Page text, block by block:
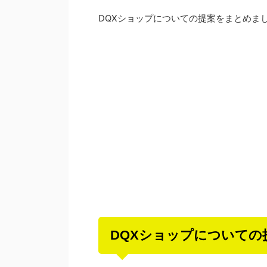
DQXショップについての提案をまとめま
DQXショップについての